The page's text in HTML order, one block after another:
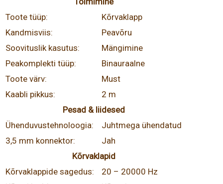
Toote tüüp:
Kõrvaklapp
Kandmisviis:
Peavõru
Soovituslik kasutus:
Mängimine
Peakomplekti tüüp:
Binauraalne
Toote värv:
Must
Kaabli pikkus:
2 m
Pesad & liidesed
Ühenduvustehnoloogia:
Juhtmega ühendatud
3,5 mm konnektor:
Jah
Kõrvaklapid
Kõrvaklappide sagedus:
20 – 20000 Hz